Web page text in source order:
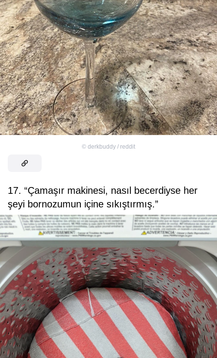
© derkbuddy / reddit
17. “Çamaşır makinesi, nasıl becerdiyse her
şeyi bornozumun içine sıkıştırmış.”